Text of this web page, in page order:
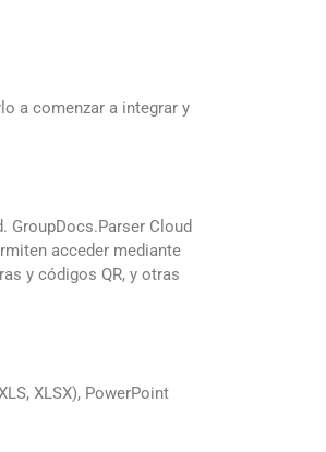
a comenzar a integrar y
GroupDocs.Parser Cloud
acceder mediante
y códigos QR, y otras
XLSX), PowerPoint